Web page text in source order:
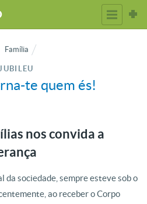
Família
te quem és!
nos convida a
da sociedade, sempre esteve sob o
ao receber o Corpo